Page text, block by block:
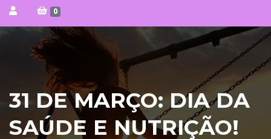
0
31 DE MARÇO: DIA DA
SAÚDE E NUTRIÇÃO!